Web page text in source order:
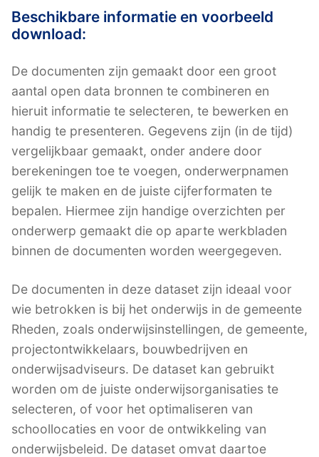
Beschikbare informatie en voorbeeld
download:
De documenten zijn gemaakt door een groot
aantal open data bronnen te combineren en
hieruit informatie te selecteren, te bewerken en
handig te presenteren. Gegevens zijn (in de tijd)
vergelijkbaar gemaakt, onder andere door
berekeningen toe te voegen, onderwerpnamen
gelijk te maken en de juiste cijferformaten te
bepalen. Hiermee zijn handige overzichten per
onderwerp gemaakt die op aparte werkbladen
binnen de documenten worden weergegeven.
De documenten in deze dataset zijn ideaal voor
wie betrokken is bij het onderwijs in de gemeente
Rheden, zoals onderwijsinstellingen, de gemeente,
projectontwikkelaars, bouwbedrijven en
onderwijsadviseurs. De dataset kan gebruikt
worden om de juiste onderwijsorganisaties te
selecteren, of voor het optimaliseren van
schoollocaties en voor de ontwikkeling van
onderwijsbeleid. De dataset omvat daartoe